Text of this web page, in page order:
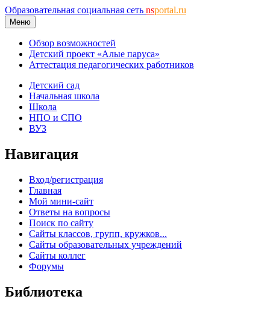
Образовательная социальная сеть nsportal.ru
Меню
Обзор возможностей
Детский проект «Алые паруса»
Аттестация педагогических работников
Детский сад
Начальная школа
Школа
НПО и СПО
ВУЗ
Навигация
Вход/регистрация
Главная
Мой мини-сайт
Ответы на вопросы
Поиск по сайту
Сайты классов, групп, кружков...
Сайты образовательных учреждений
Сайты коллег
Форумы
Библиотека